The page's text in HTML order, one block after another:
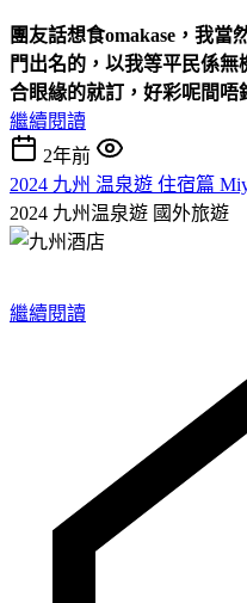
團友話想食omakase ，我當
門出名的，以我等平民係
合眼緣的就訂，好彩呢間唔
繼續閱讀
2年前
2024 九州 温泉遊 住宿篇
2024 九州温泉遊 國外旅遊
繼續閱讀